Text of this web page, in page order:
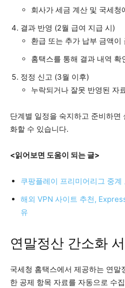
회사가 세금 계산 및 국세청
결과 반영 (2월 급여 지급 시)
환급 또는 추가 납부 금액이
홈택스를 통해 결과 내역 확
정정 신고 (3월 이후)
누락되거나 잘못 반영된 자
단계별 일정을 숙지하고 준비하면
화할 수 있습니다.
<읽어보면 도움이 되는 글>
쿠팡플레이 프리미어리그 중계
해외 VPN 사이트 추천,
유
연말정산 간소화
국세청 홈택스에서 제공하는 연말
한 공제 항목 자료를 자동으로 수